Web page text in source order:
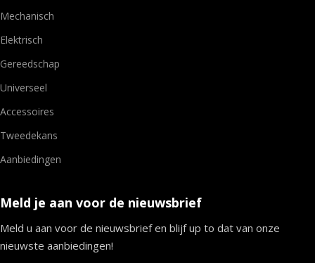
Mechanisch
Elektrisch
Gereedschap
Universeel
Accessoires
Tweedekans
Aanbiedingen
Meld je aan voor de nieuwsbrief
Meld u aan voor de nieuwsbrief en blijf up to dat van onze
nieuwste aanbiedingen!